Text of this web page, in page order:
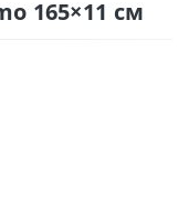
165×11 см